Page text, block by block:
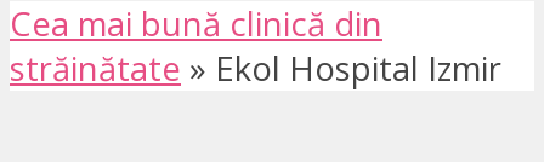
Cea mai bună clinică din
străinătate » Ekol Hospital Izmir